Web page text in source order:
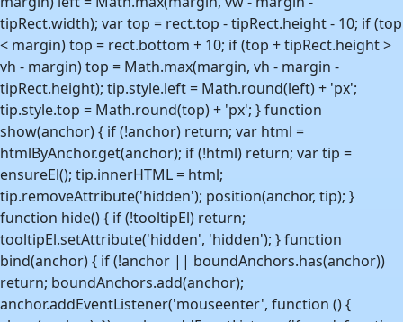
tipRect.width); var top = rect.top - tipRect.height - 10; if (top
< margin) top = rect.bottom + 10; if (top + tipRect.height >
vh - margin) top = Math.max(margin, vh - margin -
tipRect.height); tip.style.left = Math.round(left) + 'px';
tip.style.top = Math.round(top) + 'px'; } function
show(anchor) { if (!anchor) return; var html =
htmlByAnchor.get(anchor); if (!html) return; var tip =
ensureEl(); tip.innerHTML = html;
tip.removeAttribute('hidden'); position(anchor, tip); }
function hide() { if (!tooltipEl) return;
tooltipEl.setAttribute('hidden', 'hidden'); } function
bind(anchor) { if (!anchor || boundAnchors.has(anchor))
return; boundAnchors.add(anchor);
anchor.addEventListener('mouseenter', function () {